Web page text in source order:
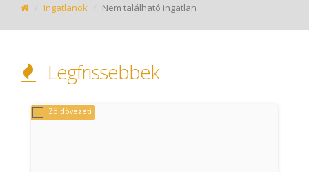
Ingatlanok Nem található ingatlan
Legfrissebbek
Zöldövezeti